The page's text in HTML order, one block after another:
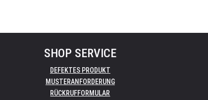
SHOP SERVICE
DEFEKTES PRODUKT
MUSTERANFORDERUNG
RÜCKRUFFORMULAR